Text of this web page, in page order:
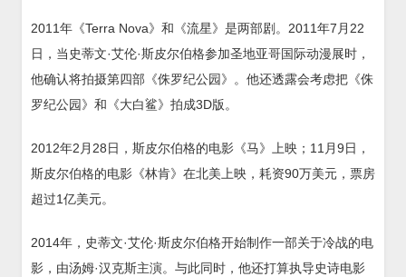
2011年《Terra Nova》和《流星》是两部剧。2011年7月22
日，当史蒂文·艾伦·斯皮尔伯格参加圣地亚哥国际动漫展时，
他确认将拍摄第四部《侏罗纪公园》。他还透露会考虑把《侏
罗纪公园》和《大白鲨》拍成3D版。
2012年2月28日，斯皮尔伯格的电影《马》上映；11月9日，
斯皮尔伯格的电影《林肯》在北美上映，耗资90万美元，票房
超过1亿美元。
2014年，史蒂文·艾伦·斯皮尔伯格开始制作一部关于冷战的电
影，由汤姆·汉克斯主演。与此同时，他还打算执导史诗电影